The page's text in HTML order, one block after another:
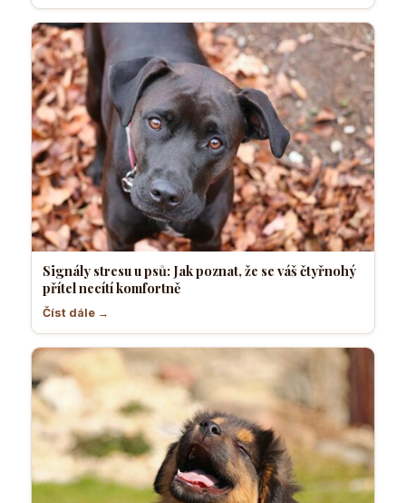
Signály stresu u psů: Jak poznat, že se váš čtyřnohý
přítel necítí komfortně
Číst dále →